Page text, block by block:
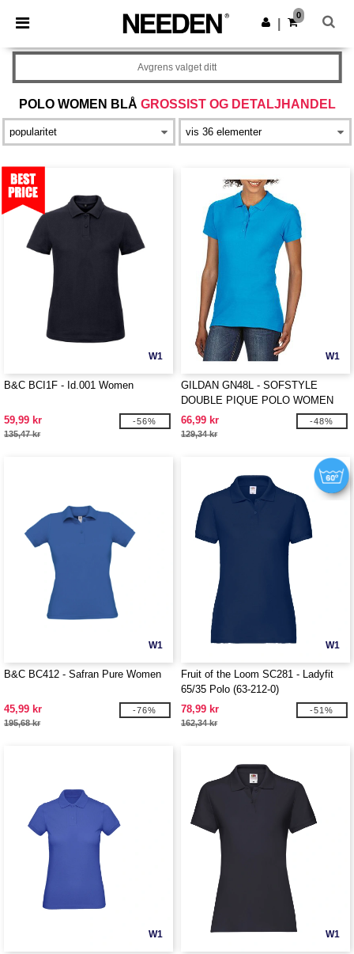
× Needen-app
Bedre priser i appen!
Last ned app
0
POLO WOMEN BLÅ GROSSIST OG DETALJHANDEL
Avgrens valget ditt
W1
B&C BCI1F - Id.001 Women
59,99 kr
135,47 kr
-56%
W1
GILDAN GN48L - SOFSTYLE
DOUBLE PIQUE POLO WOMEN
66,99 kr
129,34 kr
-48%
W1
B&C BC412 - Safran Pure Women
45,99 kr
195,68 kr
-76%
W1
Fruit of the Loom SC281 - Ladyfit
65/35 Polo (63-212-0)
78,99 kr
162,34 kr
-51%
W1 W1